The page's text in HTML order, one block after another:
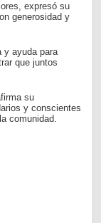
expresó su
generosidad y
y ayuda para
que juntos
su
y conscientes
comunidad.